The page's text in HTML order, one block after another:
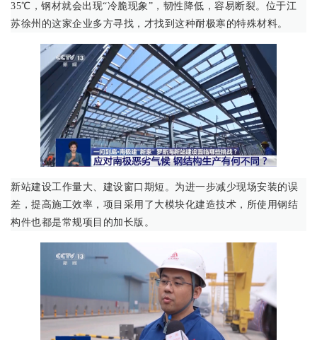
35℃，钢材就会出现“冷脆现象”，韧性降低，容易断裂。位于江
苏徐州的这家企业多方寻找，才找到这种耐极寒的特殊材料。
新站建设工作量大、建设窗口期短。为进一步减少现场安装的误
差，提高施工效率，项目采用了大模块化建造技术，所使用钢结
构件也都是常规项目的加长版。